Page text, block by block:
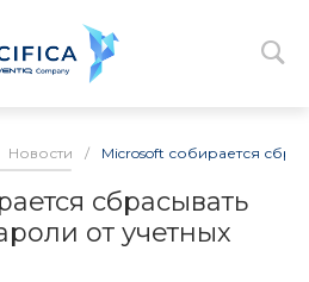
Новости / Microsoft собирается
сбрасывать
от учетных